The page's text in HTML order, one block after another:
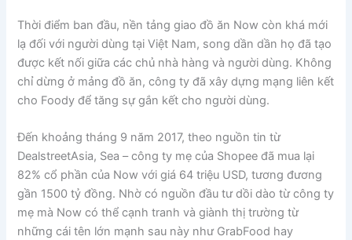
Thời điểm ban đầu, nền tảng giao đồ ăn Now còn khá mới
lạ đối với người dùng tại Việt Nam, song dần dần họ đã tạo
được kết nối giữa các chủ nhà hàng và người dùng. Không
chỉ dừng ở mảng đồ ăn, công ty đã xây dựng mạng liên kết
cho Foody để tăng sự gắn kết cho người dùng.
Đến khoảng tháng 9 năm 2017, theo nguồn tin từ
DealstreetAsia, Sea – công ty mẹ của Shopee đã mua lại
82% cổ phần của Now với giá 64 triệu USD, tương đương
gần 1500 tỷ đồng. Nhờ có nguồn đầu tư dồi dào từ công ty
mẹ mà Now có thể cạnh tranh và giành thị trường từ
những cái tên lớn mạnh sau này như GrabFood hay